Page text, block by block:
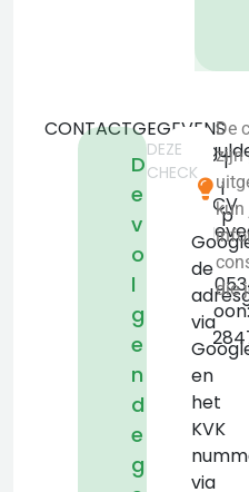
CONTACTGEGEVENS
D
e
v
o
l
g
e
n
d
e
g
2
7906CV
KVK:
T
i
p
de
via
en
het
KVK
via
DEZE
CHECK
De
zijn
kun
die